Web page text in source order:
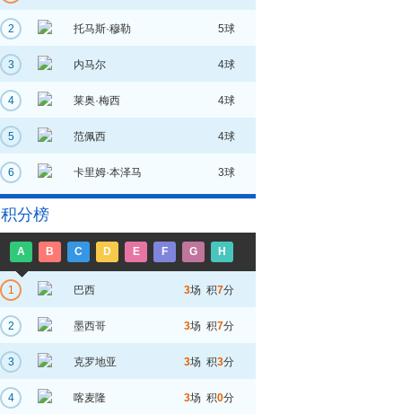
2 托马斯·穆勒 5球
3 内马尔 4球
4 莱奥·梅西 4球
5 范佩西 4球
6 卡里姆·本泽马 3球
积分榜
A B C D E F G H
1 巴西 3场 积7分
2 墨西哥 3场 积7分
3 克罗地亚 3场 积3分
4 喀麦隆 3场 积0分